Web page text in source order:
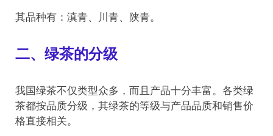
其品种有：滇青、川青、陕青。
二、绿茶的分级
我国绿茶不仅类型众多，而且产品十分丰富。各类绿
茶都按品质分级，其绿茶的等级与产品品质和销售价
格直接相关。